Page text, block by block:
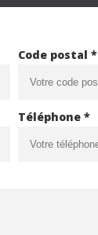
Code postal *
Téléphone *